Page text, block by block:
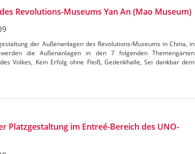
Revolutions-Museums Yan An (Mao Museum)
der Außenanlagen des Revolutions-Museums in China, in
die Außenanlagen in den 7 folgenden Themengärten
Volkes, Kein Erfolg ohne Fleiß, Gedenkhalle, Sei dankbar dem
Platzgestaltung im Entreé-Bereich des UNO-